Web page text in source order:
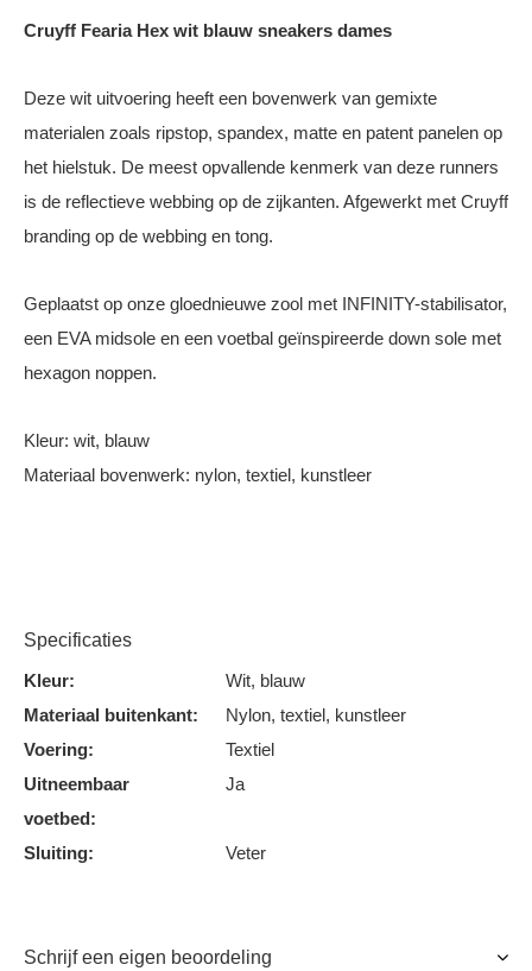
Cruyff Fearia Hex wit blauw sneakers dames
Deze wit uitvoering heeft een bovenwerk van gemixte
materialen zoals ripstop, spandex, matte en patent panelen op
het hielstuk. De meest opvallende kenmerk van deze runners
is de reflectieve webbing op de zijkanten. Afgewerkt met Cruyff
branding op de webbing en tong.
Geplaatst op onze gloednieuwe zool met INFINITY-stabilisator,
een EVA midsole en een voetbal geïnspireerde down sole met
hexagon noppen.
Kleur: wit, blauw
Materiaal bovenwerk: nylon, textiel, kunstleer
Specificaties
Kleur:
Wit, blauw
Materiaal buitenkant:
Nylon, textiel, kunstleer
Voering:
Textiel
Uitneembaar
voetbed:
Ja
Sluiting: Veter
Schrijf een eigen beoordeling